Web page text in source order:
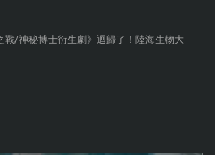
戰/神秘博士衍生劇》迴歸了！陸海生物大